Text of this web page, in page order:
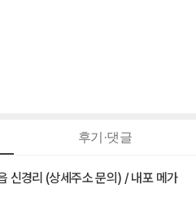
후기·댓글
신경리 (상세주소 문의) / 내포 메가